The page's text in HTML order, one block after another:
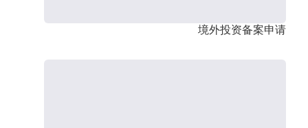
境外投资备案申请